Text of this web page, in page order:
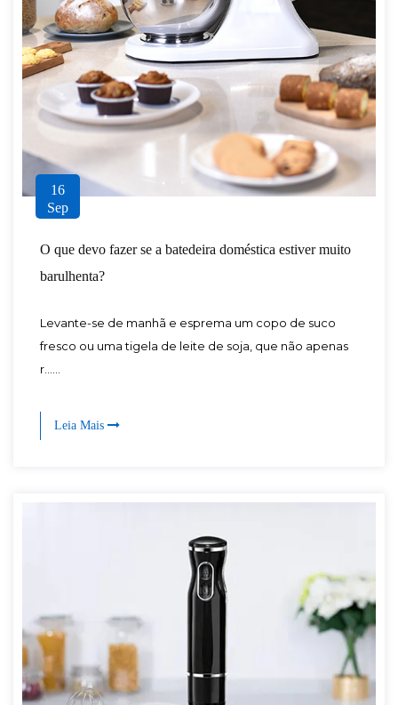
16
Sep
O que devo fazer se a batedeira doméstica estiver muito
barulhenta?
Levante-se de manhã e esprema um copo de suco
fresco ou uma tigela de leite de soja, que não apenas
r......
Leia Mais